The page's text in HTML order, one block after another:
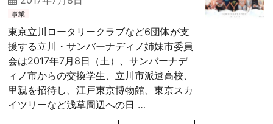
事業
東京立川ロータリークラブなど6団体が支
援する立川・サンバーナディノ姉妹市委員
会は2017年7月8日（土）、サンバーナデ
ィノ市からの交換学生、立川市派遣高校、
里親を招待し、江戸東京博物館、東京スカ
イツリーなど浅草周辺への日 …